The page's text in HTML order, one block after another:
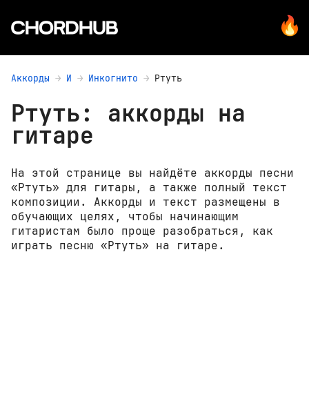
Аккорды И Инкогнито Ртуть
Ртуть: аккорды на
гитаре
На этой странице вы найдёте аккорды песни
«Ртуть» для гитары, а также полный текст
композиции. Аккорды и текст размещены в
обучающих целях, чтобы начинающим
гитаристам было проще разобраться, как
играть песню «Ртуть» на гитаре.